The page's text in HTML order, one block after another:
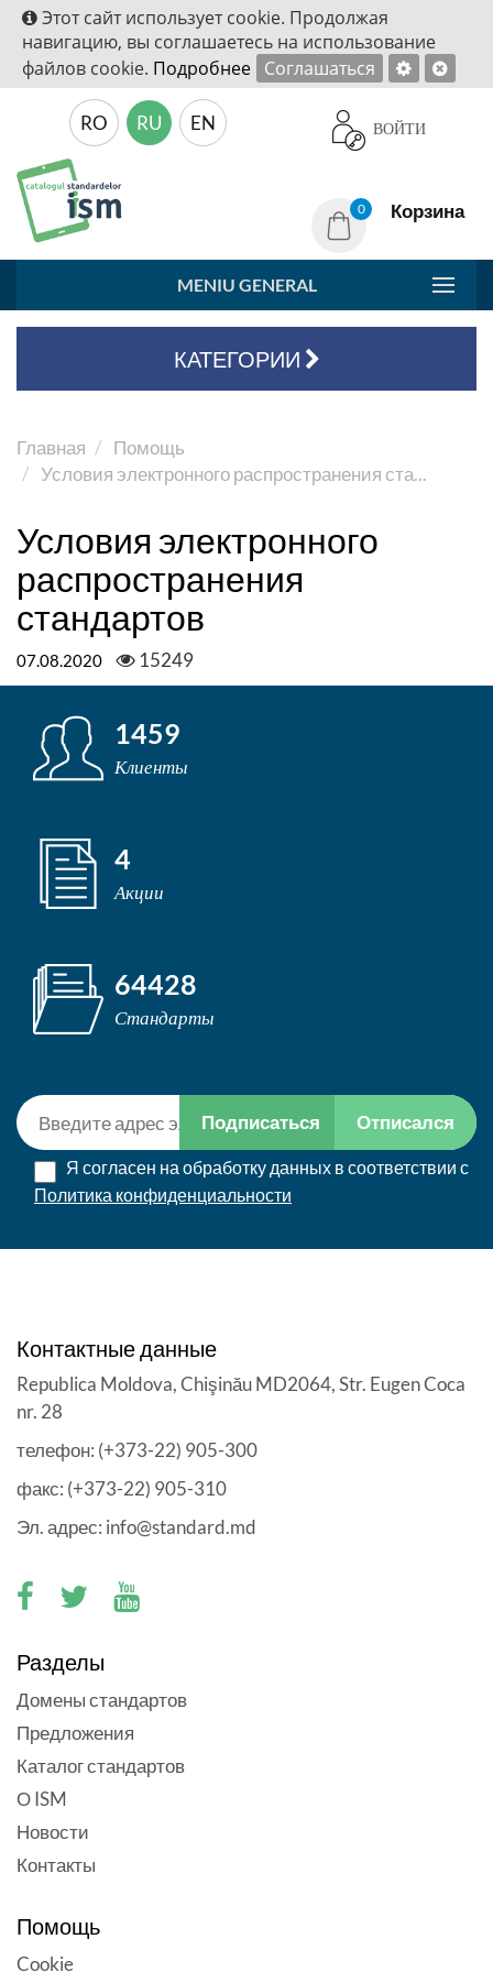
Этот сайт использует cookie. Продолжая
навигацию, вы соглашаетесь на использование
файлов cookie. Подробнее Соглашаться
ВОЙТИ
RO RU EN
0 Корзина
MENIU GENERAL
КАТЕГОРИИ
Главная
Помощь
Условия электронного распространения ста...
Условия электронного
распространения
стандартов
07.08.2020 15249
1459
Клиенты
4
Акции
64428
Стандарты
Подписаться Отписался
Я согласен на обработку данных в соответствии с
Политика конфиденциальности
Контактные данные
Republica Moldova, Chişinău MD2064, Str. Eugen Coca
nr. 28
телефон: (+373-22) 905-300
факс: (+373-22) 905-310
Эл. адрес: info@standard.md
Разделы
Домены стандартов
Предложения
Каталог стандартов
О ISM
Новости
Контакты
Помощь
Cookie